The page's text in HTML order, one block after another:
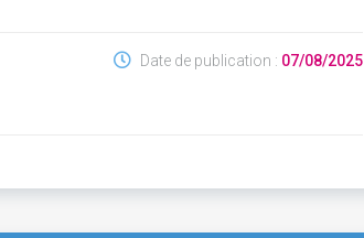
Date de publication : 07/08/2025